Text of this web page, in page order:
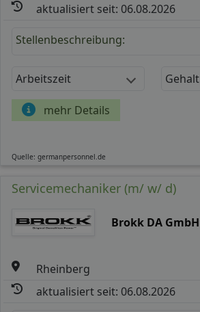
aktualisiert seit: 06.08.2026
Stellenbeschreibung:
Arbeitszeit Gehalt
mehr Details
Quelle: germanpersonnel.de
Servicemechaniker (m/ w/ d)
Brokk DA GmbH
Rheinberg
aktualisiert seit: 06.08.2026